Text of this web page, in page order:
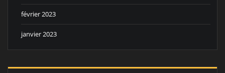
février 2023
janvier 2023